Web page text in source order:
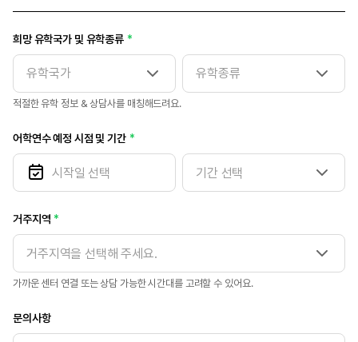
희망 유학국가 및 유학종류
적절한 유학 정보 & 상담사를 매칭해드려요.
어학연수 예정 시점 및 기간
기간 선택
거주지역
거주지역을 선택해 주세요.
가까운 센터 연결 또는 상담 가능한 시간대를 고려할 수 있어요.
문의사항